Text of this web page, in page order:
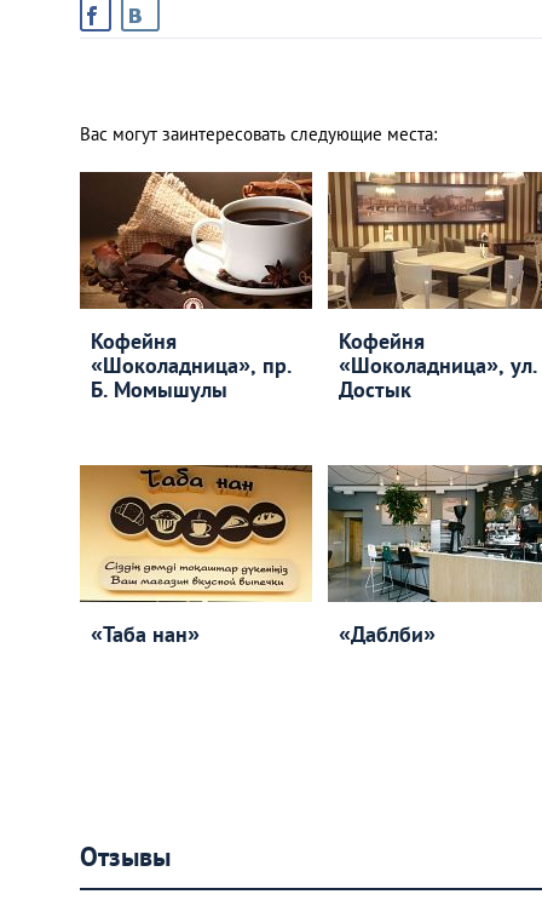
Вас могут заинтересовать следующие места:
Кофейня
«Шоколадница», пр.
Б. Момышулы
Кофейня
«Шоколадница», ул.
Достык
«Таба нан» «Даблби»
Отзывы